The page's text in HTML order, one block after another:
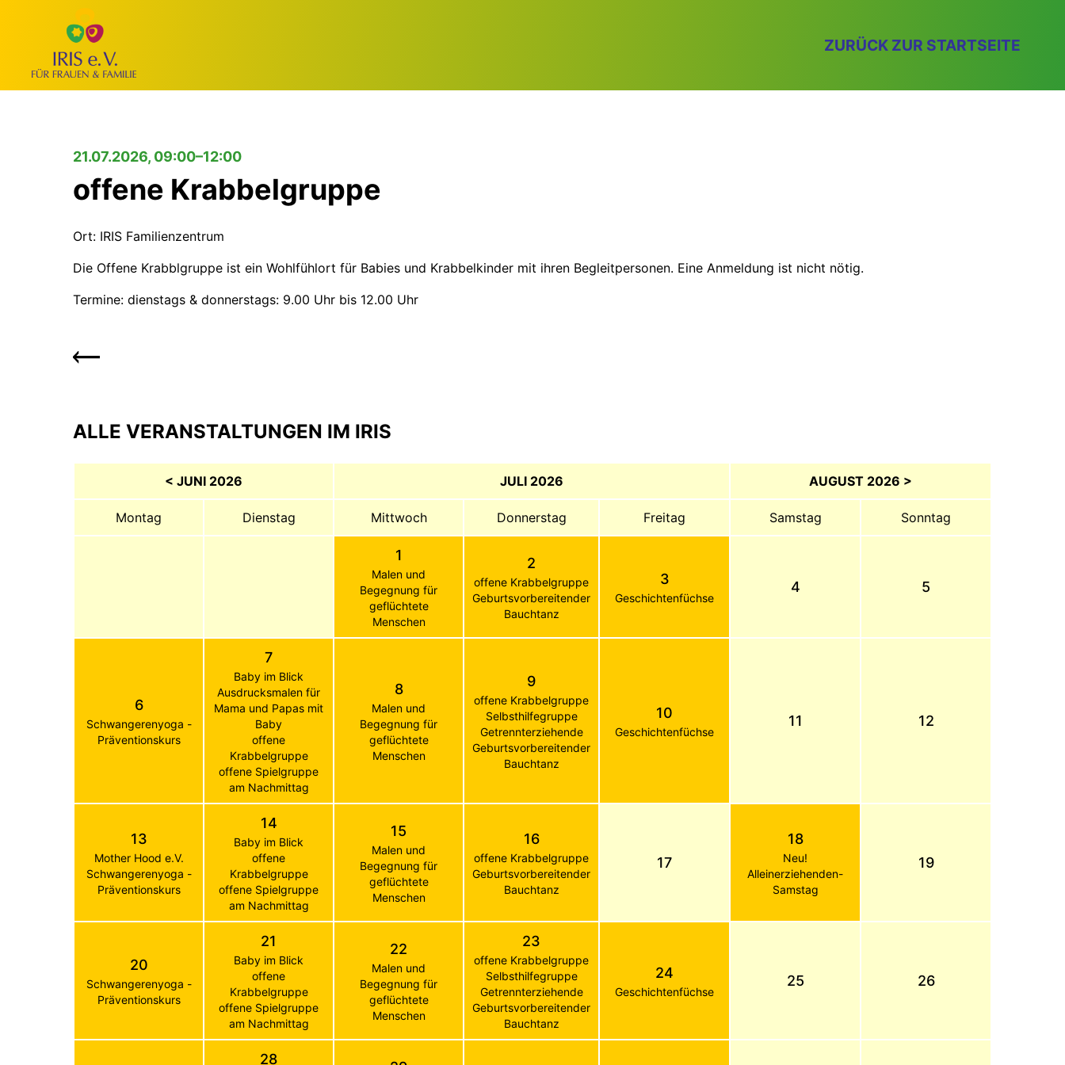
ZURÜCK ZUR STARTSEITE
21.07.2026, 09:00–12:00
offene Krabbelgruppe
Ort: IRIS Familienzentrum
Die Offene Krabblgruppe ist ein Wohlfühlort für Babies und Krabbelkinder mit ihren Begleitpersonen. Eine Anmeldung ist nicht nötig.
Termine: dienstags & donnerstags: 9.00 Uhr bis 12.00 Uhr
ALLE VERANSTALTUNGEN IM IRIS
< JUNI 2026 JULI 2026 AUGUST 2026 >
Montag Dienstag Mittwoch Donnerstag Freitag Samstag Sonntag
1
Malen und
Begegnung für
geflüchtete
Menschen
2
offene Krabbelgruppe
Geburtsvorbereitender
Bauchtanz
3
Geschichtenfüchse
4 5
6
Schwangerenyoga -
Präventionskurs
7
Baby im Blick
Ausdrucksmalen für
Mama und Papas mit
Baby
offene
Krabbelgruppe
offene Spielgruppe
am Nachmittag
8
Malen und
Begegnung für
geflüchtete
Menschen
9
offene Krabbelgruppe
Selbsthilfegruppe
Getrennterziehende
Geburtsvorbereitender
Bauchtanz
10
Geschichtenfüchse
11 12
13
Mother Hood e.V.
Schwangerenyoga -
Präventionskurs
14
Baby im Blick
offene
Krabbelgruppe
offene Spielgruppe
am Nachmittag
15
Malen und
Begegnung für
geflüchtete
Menschen
16
offene Krabbelgruppe
Geburtsvorbereitender
Bauchtanz
17
18
Neu!
Alleinerziehenden-
Samstag
19
20
Schwangerenyoga -
Präventionskurs
21
Baby im Blick
offene
Krabbelgruppe
offene Spielgruppe
am Nachmittag
22
Malen und
Begegnung für
geflüchtete
Menschen
23
offene Krabbelgruppe
Selbsthilfegruppe
Getrennterziehende
Geburtsvorbereitender
Bauchtanz
24
Geschichtenfüchse
25 26
28